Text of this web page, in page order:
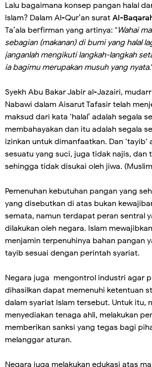
Lalu bagaimana konsep pangan halal
Islam? Dalam Al-Qur’an surat Al-
Ta’ala berfirman yang artinya: "Wahai
sebagian (makanan) di bumi yang halal
janganlah mengikuti langkah-langkah
ia bagimu merupakan musuh yang nyata
Syekh Abu Bakar Jabir al-Jazairi,
Nabawi dalam Aisarut Tafasir telah
maksud dari kata ‘halal’ adalah segala
membahayakan dan itu adalah segala
izinkan untuk dimanfaatkan. Dan ‘tayib‘
sesuatu yang suci, juga tidak najis, dan
sehingga tidak disukai oleh jiwa.
Pemenuhan kebutuhan pangan yang
yang disebutkan di atas bukan
semata, namun terdapat peran sentral
dilakukan oleh negara. Islam
menjamin terpenuhinya bahan pangan
tayib sesuai dengan perintah syariat.
Negara juga mengontrol industri agar
dihasilkan dapat memenuhi ketentuan
dalam syariat Islam tersebut. Untuk itu,
menyediakan tenaga ahli, melakukan
memberikan sanksi yang tegas bagi
melanggar aturan.
Negara juga melakukan edukasi atas